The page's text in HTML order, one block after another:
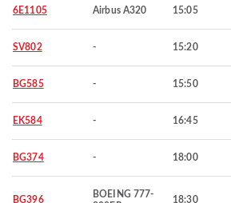
6E1105 Airbus A320 15:05
SV802 - 15:20
BG585 - 15:50
EK584 - 16:45
BG374 - 18:00
BG396
BOEING 777-
18:30